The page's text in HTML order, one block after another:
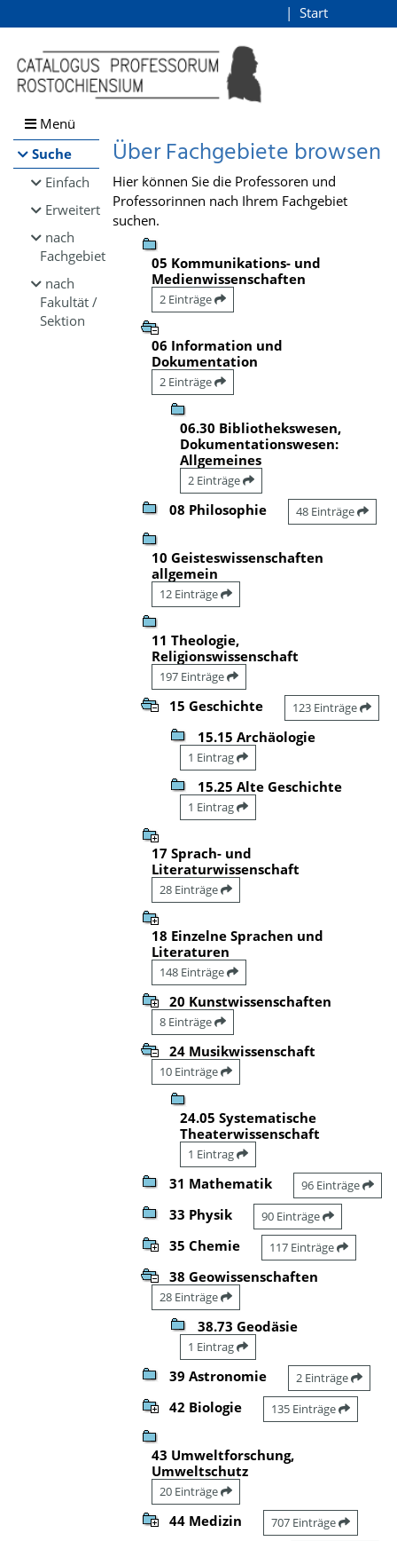
Browsen
direkt zum Inhalt
Start
Menü
Suche
Einfach
Erweitert
nach
Fachgebiet
nach
Fakultät /
Sektion
Über Fachgebiete browsen
Hier können Sie die Professoren und
Professorinnen nach Ihrem Fachgebiet
suchen.
05 Kommunikations- und
Medienwissenschaften
2 Einträge
06 Information und
Dokumentation
2 Einträge
06.30 Bibliothekswesen,
Dokumentationswesen:
Allgemeines
2 Einträge
08 Philosophie 48 Einträge
10 Geisteswissenschaften
allgemein
12 Einträge
11 Theologie,
Religionswissenschaft
197 Einträge
15 Geschichte 123 Einträge
15.15 Archäologie
1 Eintrag
15.25 Alte Geschichte
1 Eintrag
17 Sprach- und
Literaturwissenschaft
28 Einträge
18 Einzelne Sprachen und
Literaturen
148 Einträge
20 Kunstwissenschaften
8 Einträge
24 Musikwissenschaft
10 Einträge
24.05 Systematische
Theaterwissenschaft
1 Eintrag
31 Mathematik 96 Einträge
33 Physik 90 Einträge
35 Chemie 117 Einträge
38 Geowissenschaften
28 Einträge
38.73 Geodäsie
1 Eintrag
39 Astronomie 2 Einträge
42 Biologie 135 Einträge
43 Umweltforschung,
Umweltschutz
20 Einträge
44 Medizin 707 Einträge